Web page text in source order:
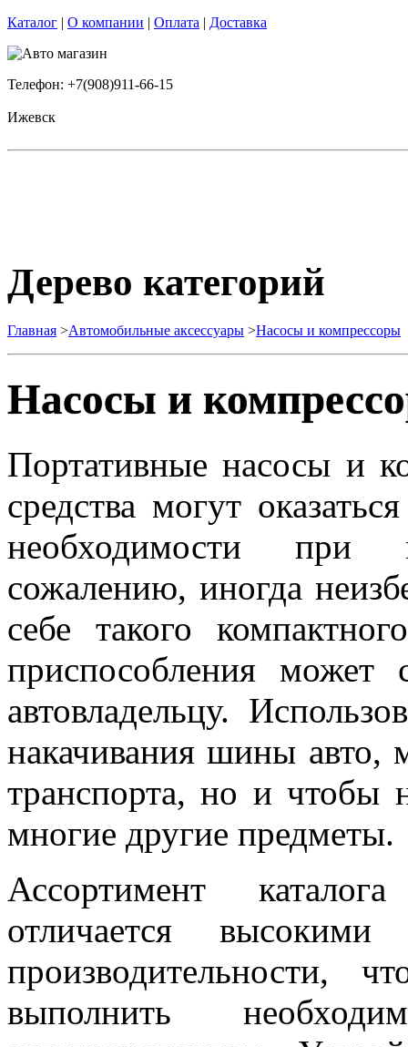
Каталог | О компании | Оплата | Доставка
Телефон: +7(908)911-66-15
Ижевск
Дерево категорий
Главная >Автомобильные аксессуары >Насосы и компрессоры
Насосы и
Портативные насосы и
средства могут
необходимости при
сожалению, иногда
себе такого
приспособления может
автовладельцу.
накачивания шины авто,
транспорта, но и чтобы
многие другие предметы.
Ассортимент
отличается высокими
производительности,
выполнить